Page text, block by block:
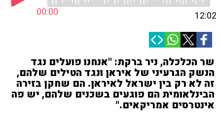
00:00 12:02
שר הכלכלה, ניר ברקת: "אנחנו פועלים נגד
הנשק הגרעיני של איראן ונגד הטילים שלהם,
זה לא רק בין ישראל לאיראן. הם שחקן בזירה
הבינלאומית הם פוגעים בשכנים שלהם, יש פה
אינטרסים אמריקאים."